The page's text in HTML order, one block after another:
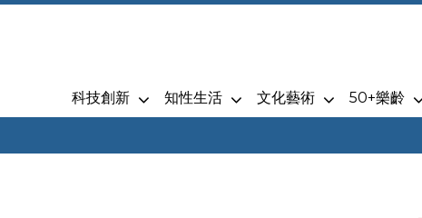
科技創新 知性生活 文化藝術 50+樂齡